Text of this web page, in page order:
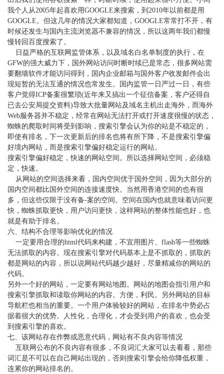
我个人从 2005年起喜欢用GOOGLE来搜索，到2010年以前都是用
GOOGLE。但这几年的情况大家都知道，GOOGLE常常打不开，有
时候还发生与国内主流浏览器不兼容的情况，所以这两年我们都慢
慢转回百度搜索了。
日益严格的互联网监管体系，以及域名白名单制度的执行，在
GFW的强大威力下，国外网站访问时断时续已是常态，很多网站需
要翻墙软件才能访问得到，国内企业邮箱与国外客户收发邮件会出
现短暂的无法互通的情况也常发生。国内监管一日严过一日，有些
客户觉得ICP备案很繁琐(近年来又搞出一个征信备案，客户还得自
已去公安局提交资料)导致大批量网站及域名主机出走海外，而海外
Web服务器并不稳定，经常在网站无法打开或打开速度很慢的状态，
蜘蛛的爬取时间将受到影响，搜索引擎会认为你的站是不稳定的，
即使有排名，下一次更新后的排名也将有所下降，不是搜索引擎偏
好境内网站，而是搜索引擎偏好稳定运行的网站。
搜索引擎偏好稳定，快速的网站空间。所以选择网站空间，必须稳
定，快速。
从网站的空间选择来看，国内空间优于国外空间，因为大部分的
国内空间都比国外空间的连接速度快。当然用香港空间的也有很
多，但这些仅限于没有备-案的空间。空间在国内也就意味着访问更
快，蜘蛛抓取更快，用户访问更快，这样网站的整体性能也好，也
就是有助于排名。
六、结构不合理等影响优化的情况
一定要用合理的html代码来构建，不宜用图片、flash等一些蜘蛛
无法抓取的内容。现在搜索引擎对代码基本上是不抓取的，抓取的
都是网站的内容，所以说网站代码越少越好，尽量精减你的网站的
代码。
另外一个好的网站，一定要有网站地图。网站的地图会指引用户和
搜索引擎抓取和读取你网站的内容。方便，利民。另外网站的目标
导航栏也相当的重要。一个用户体验较好的网站，在排名中势必占
据着很大的优势。人性化，合理化，才会受到用户的喜欢，也会受
到搜索引擎的喜欢。
七、该网站存在作弊或恶意代码，网站有不良内容等情况
互联网公布的不良内容有很多，不良词汇大家可以去看看，那些
词汇是不可以在自己网站出现的，否则搜索引擎会给你降低权重，
连累你的网站排名的。